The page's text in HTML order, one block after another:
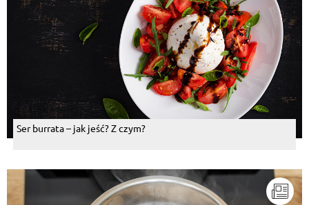
Ser burrata – jak jeść? Z czym?